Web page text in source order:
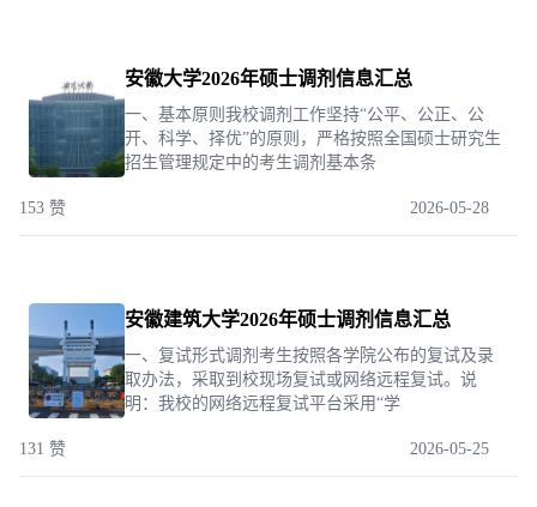
安徽大学2026年硕士调剂信息汇总
一、基本原则我校调剂工作坚持“公平、公正、公
开、科学、择优”的原则，严格按照全国硕士研究生
招生管理规定中的考生调剂基本条
153 赞 2026-05-28
安徽建筑大学2026年硕士调剂信息汇总
一、复试形式调剂考生按照各学院公布的复试及录
取办法，采取到校现场复试或网络远程复试。说
明：我校的网络远程复试平台采用“学
131 赞 2026-05-25